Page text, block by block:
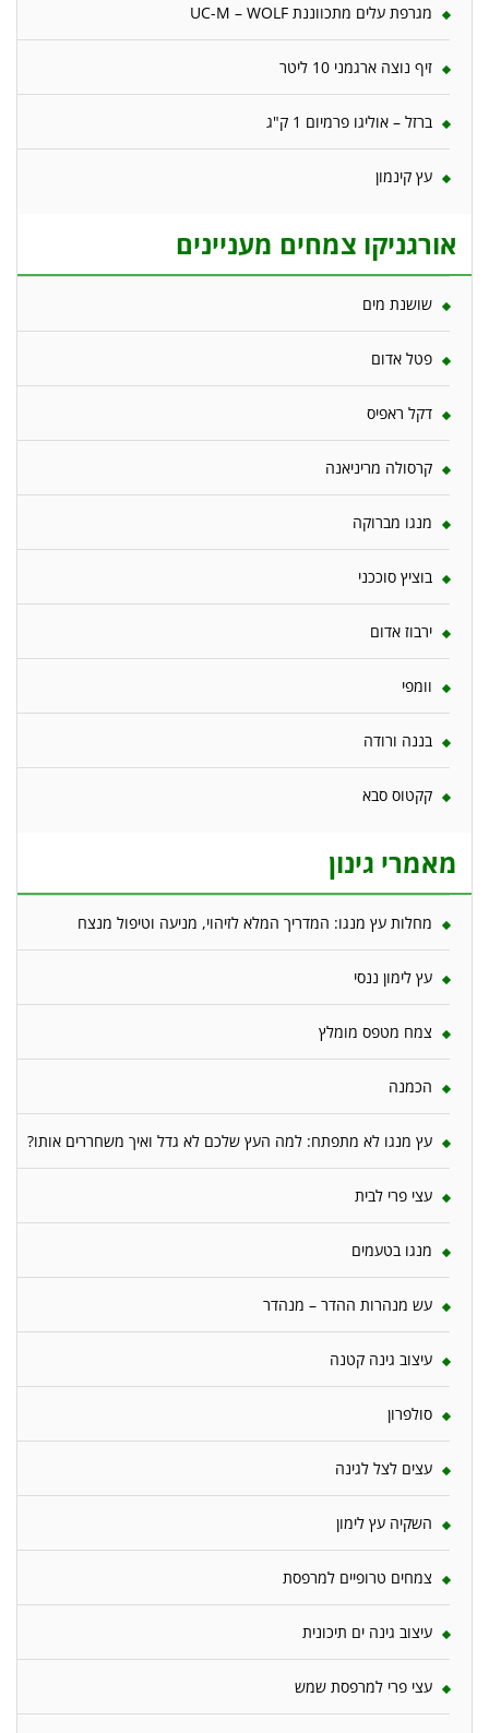
מגרפת עלים מתכווננת UC-M – WOLF
זיף נוצה ארגמני 10 ליטר
ברזל – אוליגו פרמיום 1 ק"ג
עץ קינמון
אורגניקו צמחים מעניינים
שושנת מים
פטל אדום
דקל ראפיס
קרסולה מריניאנה
מנגו מברוקה
בוציץ סוככני
ירבוז אדום
וומפי
בננה ורודה
קקטוס סבא
מאמרי גינון
מחלות עץ מנגו: המדריך המלא לזיהוי, מניעה וטיפול מנצח
עץ לימון ננסי
צמח מטפס מומלץ
הכמנה
עץ מנגו לא מתפתח: למה העץ שלכם לא גדל ואיך משחררים אותו?
עצי פרי לבית
מנגו בטעמים
עש מנהרות ההדר – מנהדר
עיצוב גינה קטנה
סולפרון
עצים לצל לגינה
השקיה עץ לימון
צמחים טרופיים למרפסת
עיצוב גינה ים תיכונית
עצי פרי למרפסת שמש